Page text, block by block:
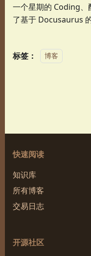
一个星期的 Coding、
了基于 Docusaurus
标签： 博客
快速阅读
知识库
所有博客
交易日志
开源社区